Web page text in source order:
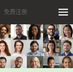
免费注册